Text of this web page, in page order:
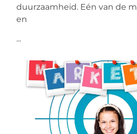
duurzaamheid. Eén van de
en
...